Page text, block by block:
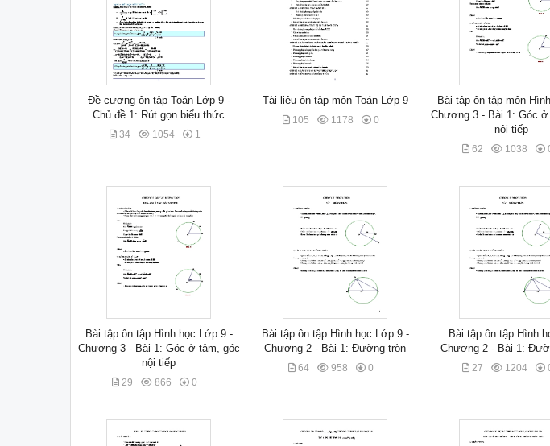
Đề cương ôn tập Toán Lớp 9 -
Chủ đề 1: Rút gọn biểu thức
34 1054 1
Tài liệu ôn tập môn Toán Lớp 9
105 1178 0
Bài tập ôn tập môn
Chương 3 - Bài 1: Góc ở
nội tiếp
62 1038
Bài tập ôn tập Hình học Lớp 9 -
Chương 3 - Bài 1: Góc ở tâm, góc
nội tiếp
29 866 0
Bài tập ôn tập Hình học Lớp 9 -
Chương 2 - Bài 1: Đường tròn
64 958 0
Bài tập ôn tập Hình
Chương 2 - Bài 1:
27 1204